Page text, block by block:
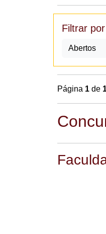
Filtrar
Abertos
Página 1 de